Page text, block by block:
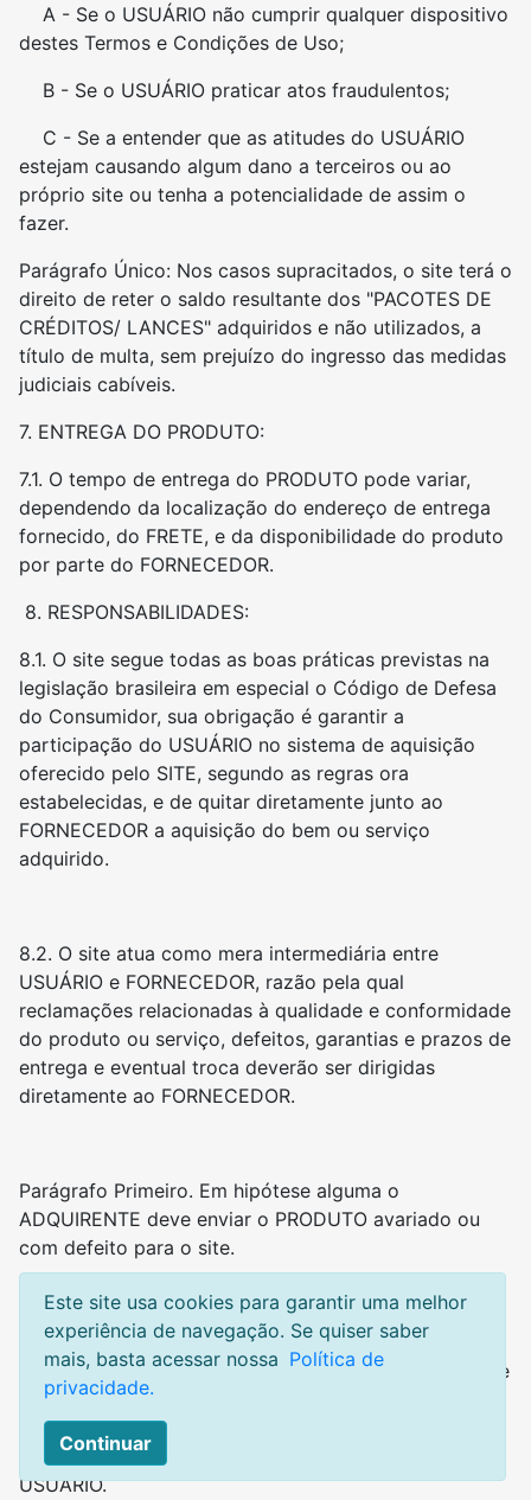
A - Se o USUÁRIO não cumprir qualquer dispositivo
destes Termos e Condições de Uso;
B - Se o USUÁRIO praticar atos fraudulentos;
C - Se a entender que as atitudes do USUÁRIO
estejam causando algum dano a terceiros ou ao
próprio site ou tenha a potencialidade de assim o
fazer.
Parágrafo Único: Nos casos supracitados, o site terá o
direito de reter o saldo resultante dos "PACOTES DE
CRÉDITOS/ LANCES" adquiridos e não utilizados, a
título de multa, sem prejuízo do ingresso das medidas
judiciais cabíveis.
7. ENTREGA DO PRODUTO:
7.1. O tempo de entrega do PRODUTO pode variar,
dependendo da localização do endereço de entrega
fornecido, do FRETE, e da disponibilidade do produto
por parte do FORNECEDOR.
8. RESPONSABILIDADES:
8.1. O site segue todas as boas práticas previstas na
legislação brasileira em especial o Código de Defesa
do Consumidor, sua obrigação é garantir a
participação do USUÁRIO no sistema de aquisição
oferecido pelo SITE, segundo as regras ora
estabelecidas, e de quitar diretamente junto ao
FORNECEDOR a aquisição do bem ou serviço
adquirido.
8.2. O site atua como mera intermediária entre
USUÁRIO e FORNECEDOR, razão pela qual
reclamações relacionadas à qualidade e conformidade
do produto ou serviço, defeitos, garantias e prazos de
entrega e eventual troca deverão ser dirigidas
diretamente ao FORNECEDOR.
Parágrafo Primeiro. Em hipótese alguma o
ADQUIRENTE deve enviar o PRODUTO avariado ou
com defeito para o site.
8.3. O site não se responsabiliza, sob quaisquer
circunstâncias, por eventuais prejuízos decorrentes de
falhas técnicas, operacionais, de estrutura de
comunicação ou de acesso ao sistema, que
impossibilitem ou dificultem a participação do
USUÁRIO.
Este site usa cookies para garantir uma melhor
experiência de navegação. Se quiser saber
mais, basta acessar nossa Política de
privacidade.
Continuar